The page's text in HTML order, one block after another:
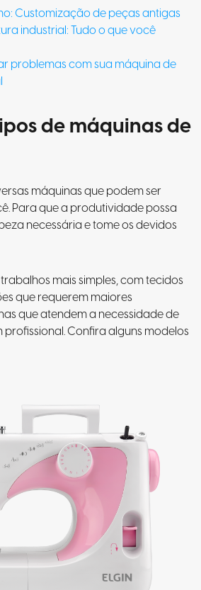
Customização de peças antigas
industrial: Tudo o que você
problemas com sua máquina de
de máquinas de
máquinas que podem ser
Para que a produtividade possa
necessária e tome os devidos
mais simples, com tecidos
que requerem maiores
que atendem a necessidade de
profissional. Confira alguns modelos